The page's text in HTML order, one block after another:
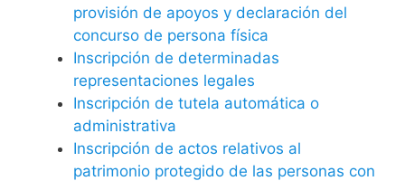
provisión de apoyos y declaración del
concurso de persona física
Inscripción de determinadas
representaciones legales
Inscripción de tutela automática o
administrativa
Inscripción de actos relativos al
patrimonio protegido de las personas con